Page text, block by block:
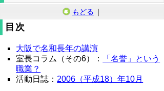
もどる ｜
目次
大阪で名和長年の講演
室長コラム（その6）：
「名誉」という
職業？
活動日誌： 2006（平成18）年10月